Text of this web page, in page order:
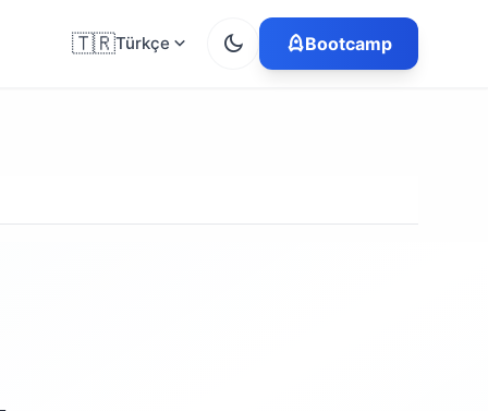
🇹🇷Türkçe Bootcamp